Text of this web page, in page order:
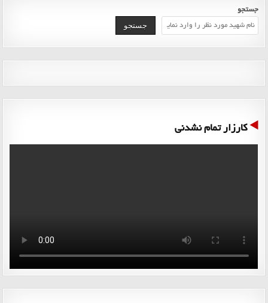
جستجو
جستجو
کارزار تمام نشدنی